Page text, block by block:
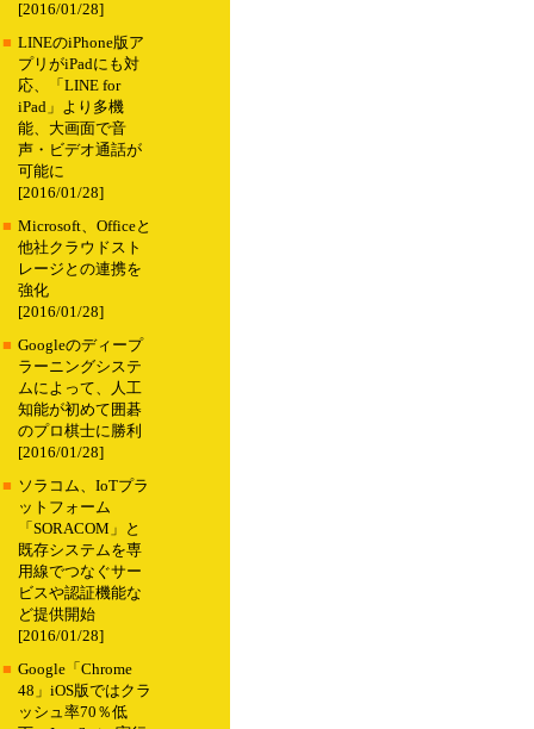
[2016/01/28]
■ LINEのiPhone版ア
プリがiPadにも対
応、「LINE for
iPad」より多機
能、大画面で音
声・ビデオ通話が
可能に
[2016/01/28]
■ Microsoft、Officeと
他社クラウドスト
レージとの連携を
強化
[2016/01/28]
■ Googleのディープ
ラーニングシステ
ムによって、人工
知能が初めて囲碁
のプロ棋士に勝利
[2016/01/28]
■ ソラコム、IoTプラ
ットフォーム
「SORACOM」と
既存システムを専
用線でつなぐサー
ビスや認証機能な
ど提供開始
[2016/01/28]
■ Google「Chrome
48」iOS版ではクラ
ッシュ率70％低